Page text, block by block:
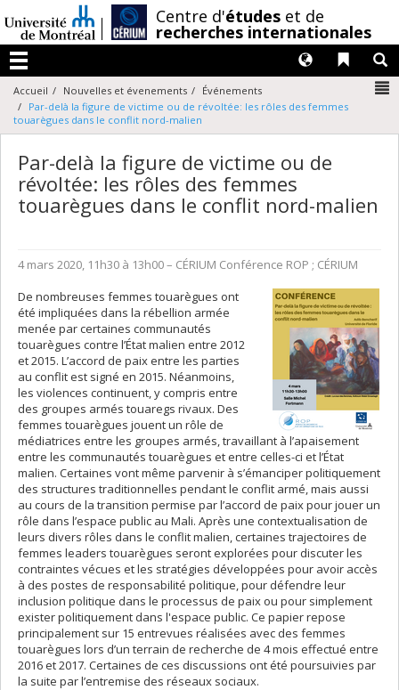
au
contenu
Centre d'études et de
recherches internationales
Menu
Liens
Langues
Accueil Nouvelles et évenements
Événements
Par-delà la figure de victime ou de révoltée: les rôles des femmes
touarègues dans le conflit nord-malien
Par-delà la figure de victime ou de
révoltée: les rôles des femmes
touarègues dans le conflit nord-malien
4 mars 2020, 11h30 à 13h00– CÉRIUM Conférence ROP ; CÉRIUM
De nombreuses femmes touarègues ont
été impliquées dans la rébellion armée
menée par certaines communautés
touarègues contre l’État malien entre 2012
et 2015. L’accord de paix entre les parties
au conflit est signé en 2015. Néanmoins,
les violences continuent, y compris entre
des groupes armés touaregs rivaux. Des
femmes touarègues jouent un rôle de
médiatrices entre les groupes armés, travaillant à l’apaisement
entre les communautés touarègues et entre celles-ci et l’État
malien. Certaines vont même parvenir à s’émanciper politiquement
des structures traditionnelles pendant le conflit armé, mais aussi
au cours de la transition permise par l’accord de paix pour jouer un
rôle dans l’espace public au Mali. Après une contextualisation de
leurs divers rôles dans le conflit malien, certaines trajectoires de
femmes leaders touarègues seront explorées pour discuter les
contraintes vécues et les stratégies développées pour avoir accès
à des postes de responsabilité politique, pour défendre leur
inclusion politique dans le processus de paix ou pour simplement
exister politiquement dans l'espace public. Ce papier repose
principalement sur 15 entrevues réalisées avec des femmes
touarègues lors d’un terrain de recherche de 4 mois effectué entre
2016 et 2017. Certaines de ces discussions ont été poursuivies par
la suite par l’entremise des réseaux sociaux.